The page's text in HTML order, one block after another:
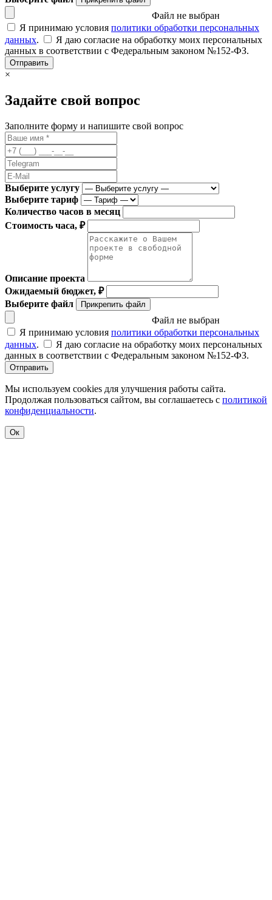
Файл не выбран
Я принимаю условия политики обработки персональных
данных.
Я даю согласие на обработку моих персональных
данных в соответствии с Федеральным законом №152-ФЗ.
Отправить
×
Задайте свой вопрос
Заполните форму и напишите свой вопрос
Выберите услугу
Выберите тариф
Количество часов в месяц
Стоимость часа, ₽
Описание проекта
Ожидаемый бюджет, ₽
Выберите файл
Прикрепить файл
Файл не выбран
Я принимаю условия политики обработки персональных
данных.
Я даю согласие на обработку моих персональных
данных в соответствии с Федеральным законом №152-ФЗ.
Отправить
Мы используем cookies для улучшения работы сайта.
Продолжая пользоваться сайтом, вы соглашаетесь с политикой
конфиденциальности.
Ок